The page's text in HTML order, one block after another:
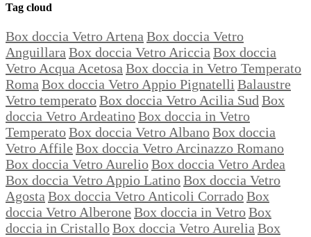
Tag cloud
Box doccia Vetro Artena Box doccia Vetro
Anguillara Box doccia Vetro Ariccia Box doccia
Vetro Acqua Acetosa Box doccia in Vetro Temperato
Roma Box doccia Vetro Appio Pignatelli Balaustre
Vetro temperatoBox doccia Vetro Acilia Sud Box
doccia Vetro ArdeatinoBox doccia in Vetro
TemperatoBox doccia Vetro AlbanoBox doccia
Vetro Affile Box doccia Vetro Arcinazzo Romano
Box doccia Vetro AurelioBox doccia Vetro Ardea
Box doccia Vetro Appio LatinoBox doccia Vetro
Agosta Box doccia Vetro Anticoli CorradoBox
doccia Vetro Alberone Box doccia in VetroBox
doccia in CristalloBox doccia Vetro Aurelia Box